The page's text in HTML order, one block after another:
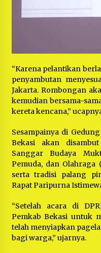
“Karena pelantikan
penyambutan
Jakarta. Rombongan
kemudian bersama-
kereta kencana,”
Sesampainya di
Bekasi akan
Sanggar Budaya
Pemuda, dan Olahraga
serta tradisi palang
Rapat Paripurna
“Setelah acara di
Pemkab Bekasi untuk
telah menyiapkan
bagi warga,” ujarnya.